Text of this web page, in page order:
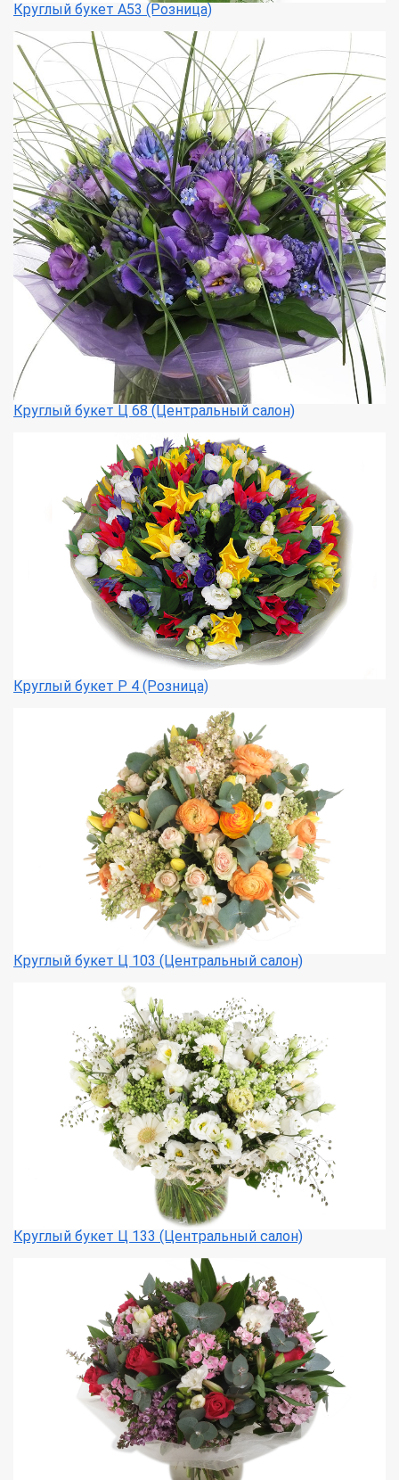
Круглый букет А53 (Розница)
Круглый букет Ц 68 (Центральный салон)
Круглый букет Р 4 (Розница)
Круглый букет Ц 103 (Центральный салон)
Круглый букет Ц 133 (Центральный салон)